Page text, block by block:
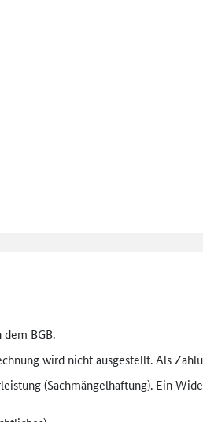
BGB.
wird nicht ausgestellt. Als
(Sachmängel­haftung). Ein